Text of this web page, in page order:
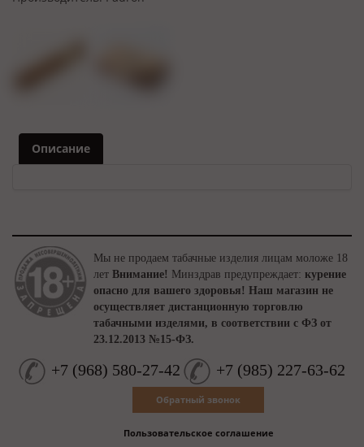
Описание
Мы не продаем табачные изделия лицам моложе 18
лет Внимание! Минздрав предупреждает: курение
опасно для вашего здоровья! Наш магазин не
осуществляет дистанционную торговлю
табачными изделями, в соответствии с ФЗ от
23.12.2013 №15-ФЗ.
+7 (968) 580-27-42 +7 (985) 227-63-62
Обратный звонок
Пользовательское соглашение